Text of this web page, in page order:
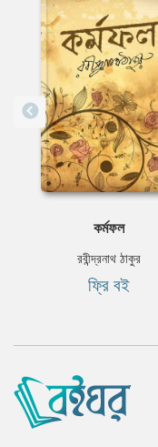
কর্মফল
রবীন্দ্রনাথ ঠাকুর
ফ্রি বই